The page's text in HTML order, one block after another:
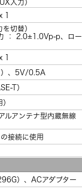
入力）
1
切替）
： 2.0±1.0Vp-p、ロー
1
）、5V/0.5A
T）
アンテナ型内蔵無線
接続に使用
）、ACアダプター